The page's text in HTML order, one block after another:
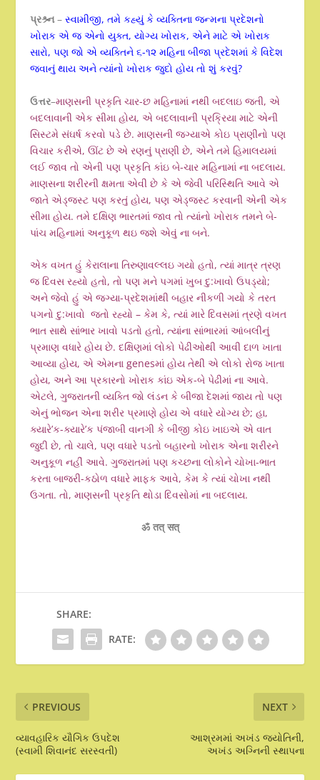
પ્રશ્ર્ન–સ્વામીજી, તમે કહ્યું કે વ્યક્તિના જન્મના પ્રદેશનો
ખોરાક એ જ એનો યુક્ત, યોગ્ય ખોરાક, એને માટે એ ખોરાક
સારો, પણ જો એ વ્યક્તિને ૬-૧૨ મહિના બીજા પ્રદેશમાં કે વિદેશ
જવાનું થાય અને ત્યાંનો ખોરાક જુદો હોય તો શું કરવું?
ઉત્તર–માણસની પ્રકૃતિ ચાર-છ મહિનામાં નથી બદલાઇ જતી, એ
બદલાવાની એક સીમા હોય, એ બદલાવાની પ્રક્રિયા માટે એની
સિસ્ટમે સંઘર્ષ કરવો પડે છે. માણસની જગ્યાએ કોઇ પ્રાણીનો પણ
વિચાર કરીએ, ઊંટ છે એ રણનું પ્રાણી છે, એને તમે હિમાલયમાં
લઈ જાવ તો એની પણ પ્રકૃતિ કાંઇ બે-ચાર મહિનામાં ના બદલાય.
માણસના શરીરની ક્ષમતા એવી છે કે એ જેવી પરિસ્થિતિ આવે એ
જાતે એડ્જસ્ટ પણ કરતું હોય, પણ એડ્જસ્ટ કરવાની એની એક
સીમા હોય. તમે દક્ષિણ ભારતમાં જાવ તો ત્યાંનો ખોરાક તમને બે-
પાંચ મહિનામાં અનુકૂળ થઇ જશે એવું ના બને.
એક વખત હું કેરાલાના તિરુણાવલ્લઇ ગયો હતો, ત્યાં માત્ર ત્રણ
જ દિવસ રહ્યો હતો, તો પણ મને પગમાં ખુબ દુ:ખાવો ઉપડ્યો;
અને જેવો હું એ જગ્યા-પ્રદેશમાંથી બહાર નીકળી ગયો કે તરત
પગનો દુ:ખાવો જતો રહ્યો – કેમ કે, ત્યાં મારે દિવસમાં ત્રણે વખત
ભાત સાથે સાંભાર ખાવો પડતો હતો, ત્યાંના સાંભારમાં આંબલીનું
પ્રમાણ વધારે હોય છે. દક્ષિણમાં લોકો પેઢીઓથી આવી દાળ ખાતા
આવ્યા હોય, એ એમના genesમાં હોય તેથી એ લોકો રોજ ખાતા
હોય, અને આ પ્રકારનો ખોરાક કાંઇ એક-બે પેઢીમાં ના આવે.
એટલે, ગુજરાતની વ્યક્તિ જો લંડન કે બીજા દેશમાં જાય તો પણ
એનું ભોજન એના શરીર પ્રમાણે હોય એ વધારે યોગ્ય છે; હા,
ક્યારે’ક-ક્યારે’ક પંજાબી વાનગી કે બીજી કોઇ ખાઇએ એ વાત
જુદી છે, તો ચાલે, પણ વધારે પડતો બહારનો ખોરાક એના શરીરને
અનુકૂળ નહીં આવે. ગુજરાતમાં પણ કચ્છના લોકોને ચોખા-ભાત
કરતા બાજરી-કઠોળ વધારે માફક આવે, કેમ કે ત્યાં ચોખા નથી
ઉગતા. તો, માણસની પ્રકૃતિ થોડા દિવસોમાં ના બદલાય.
ॐ तत् सत्
SHARE:
RATE:
PREVIOUS
વ્યાવહારિક યૌગિક ઉપદેશ
(સ્વામી શિવાનંદ સરસ્વતી)
NEXT
આશ્રમમાં અખંડ જ્યોતિની,
અખંડ અગ્નિની સ્થાપના